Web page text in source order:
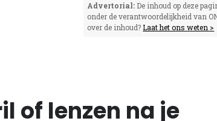
Advertorial: De inhoud op deze
onder de verantwoordelijkheid van
over de inhoud?Laat het ons weten >
of lenzen na je